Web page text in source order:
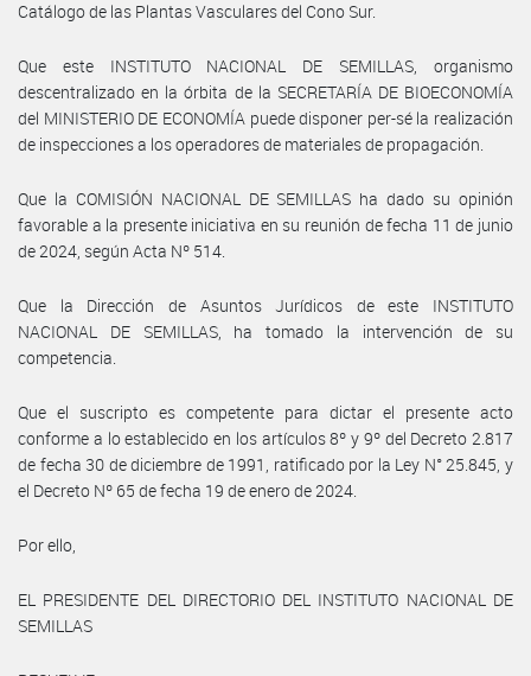
Catálogo de las Plantas Vasculares del Cono Sur.
Que este INSTITUTO NACIONAL DE SEMILLAS, organismo
descentralizado en la órbita de la SECRETARÍA DE BIOECONOMÍA
del MINISTERIO DE ECONOMÍA puede disponer per-sé la realización
de inspecciones a los operadores de materiales de propagación.
Que la COMISIÓN NACIONAL DE SEMILLAS ha dado su opinión
favorable a la presente iniciativa en su reunión de fecha 11 de junio
de 2024, según Acta Nº 514.
Que la Dirección de Asuntos Jurídicos de este INSTITUTO
NACIONAL DE SEMILLAS, ha tomado la intervención de su
competencia.
Que el suscripto es competente para dictar el presente acto
conforme a lo establecido en los artículos 8º y 9º del Decreto 2.817
de fecha 30 de diciembre de 1991, ratificado por la Ley N° 25.845, y
el Decreto Nº 65 de fecha 19 de enero de 2024.
Por ello,
EL PRESIDENTE DEL DIRECTORIO DEL INSTITUTO NACIONAL DE
SEMILLAS